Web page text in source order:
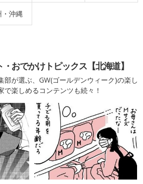
・沖縄
おでかけトピックス【北海道】
部が選ぶ、GW(ゴールデンウィーク)の楽し
で楽しめるコンテンツも続々！